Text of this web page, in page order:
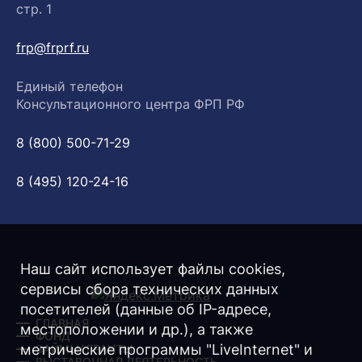
стр. 1
frp@frprf.ru
Единый телефон
Консультационного центра ФРП РФ
8 (800) 500-71-29
8 (495) 120-24-16
ГЛАВНАЯ
ФОНД
ЗАЙМЫ/ ГРАНТЫ
Наш сайт использует файлы cookies,
сервисы сбора технических данных
посетителей (данные об IP-адресе,
местоположении и др.), а также
метрические программы "LiveInternet" и